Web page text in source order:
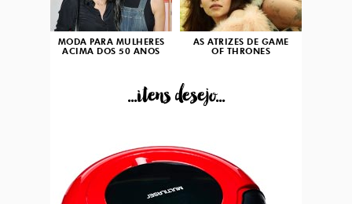
MODA PARA MULHERES
ACIMA DOS 50 ANOS
AS ATRIZES DE GAME
OF THRONES
...itens desejo...